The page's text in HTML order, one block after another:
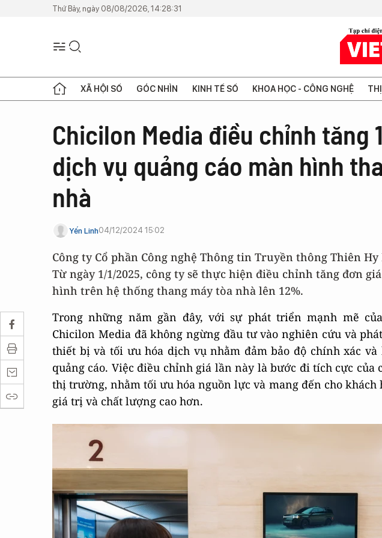
Thứ Bảy, ngày 08/08/2026, 14:28:31
XÃ HỘI SỐ GÓC NHÌN KINH TẾ SỐ KHOA HỌC - CÔNG NGHỆ
Chicilon Media điều chỉnh tăng
dịch vụ quảng cáo màn hình
nhà
Yến Linh04/12/2024 15:02
Công ty Cổ phần Công nghệ Thông tin Truyền thông Thiên
Từ ngày 1/1/2025, công ty sẽ thực hiện điều chỉnh tăng đơn
hình trên hệ thống thang máy tòa nhà lên 12%.
Trong những năm gần đây, với sự phát triển mạnh mẽ
Chicilon Media đã không ngừng đầu tư vào nghiên cứu và
thiết bị và tối ưu hóa dịch vụ nhằm đảm bảo độ chính xác
quảng cáo. Việc điều chỉnh giá lần này là bước đi tích cực của
thị trường, nhằm tối ưu hóa nguồn lực và mang đến cho
giá trị và chất lượng cao hơn.